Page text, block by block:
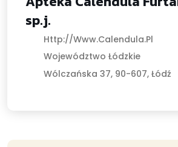
sp.j.
Http://www.calendula.pl
Województwo Łódzkie
Wólczańska 37, 90-607, Łódź